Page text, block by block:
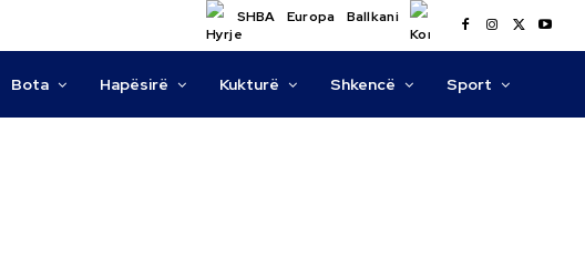
SHBA Europa Ballkani
Bota Hapësirë Kukturë Shkencë Sport